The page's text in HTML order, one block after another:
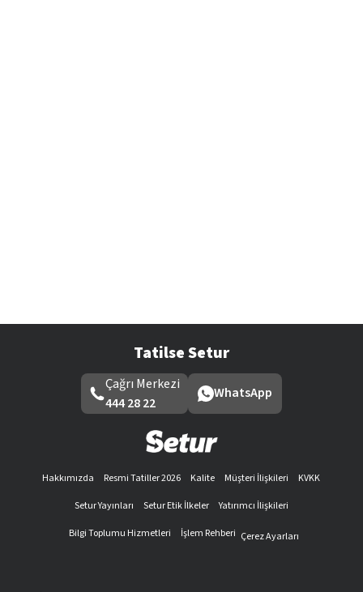
Tatilse Setur
Çağrı Merkezi
444 28 22
WhatsApp
Hakkımızda Resmi Tatiller 2026 Kalite Müşteri İlişkileri
KVKK
Setur Yayınları
Setur Etik İlkeler
Yatırımcı İlişkileri
Bilgi Toplumu Hizmetleri
İşlem Rehberi Çerez Ayarları